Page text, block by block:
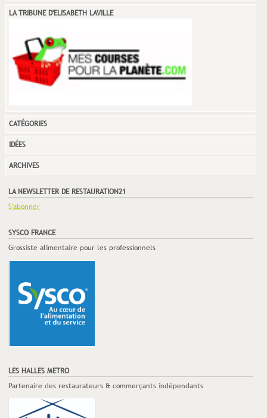
LA TRIBUNE D'ELISABETH LAVILLE
CATÉGORIES
IDÉES
ARCHIVES
LA NEWSLETTER DE RESTAURATION21
S'abonner
SYSCO FRANCE
Grossiste alimentaire pour les professionnels
LES HALLES METRO
Partenaire des restaurateurs & commerçants indépendants